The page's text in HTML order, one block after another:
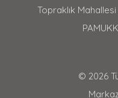
Topraklık
© 2026